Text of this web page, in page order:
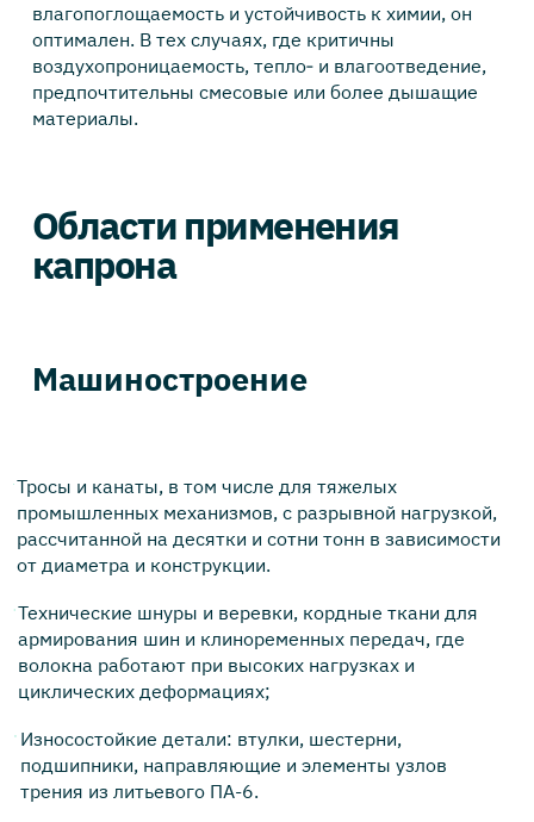
влагопоглощаемость и устойчивость к химии, он
оптимален. В тех случаях, где критичны
воздухопроницаемость, тепло‑ и влагоотведение,
предпочтительны смесовые или более дышащие
материалы.
Области применения
капрона
Машиностроение
Тросы и канаты, в том числе для тяжелых
промышленных механизмов, с разрывной нагрузкой,
рассчитанной на десятки и сотни тонн в зависимости
от диаметра и конструкции.
Технические шнуры и веревки, кордные ткани для
армирования шин и клиноременных передач, где
волокна работают при высоких нагрузках и
циклических деформациях;
Износостойкие детали: втулки, шестерни,
подшипники, направляющие и элементы узлов
трения из литьевого ПА-6.